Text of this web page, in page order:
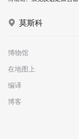
莫斯科
博物馆
在地图上
编译
博客